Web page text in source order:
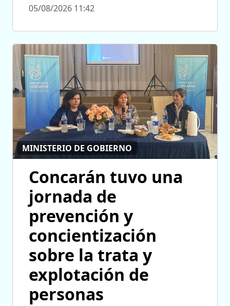
05/08/2026 11:42
MINISTERIO DE GOBIERNO
Concarán tuvo una
jornada de
prevención y
concientización
sobre la trata y
explotación de
personas